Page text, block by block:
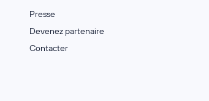
Presse
Devenez partenaire
Contacter